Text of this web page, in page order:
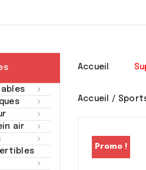




air


Accueil
Accueil
Promo !